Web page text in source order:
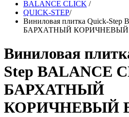
BALANCE CLICK /
QUICK-STEP/
Виниловая плитка Quick-
БАРХАТНЫЙ КОРИЧНЕВЫЙ
Виниловая
Step BALANCE
БАРХАТНЫЙ
КОРИЧНЕВЫЙ